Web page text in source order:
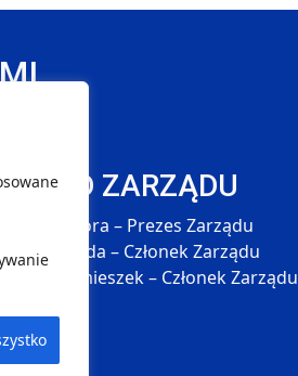
SKŁAD ZARZĄDU
Marcin Skóra – Prezes Zarządu
Maciej Hołda – Członek Zarządu
Tomasz Śmieszek – Członek Zarządu